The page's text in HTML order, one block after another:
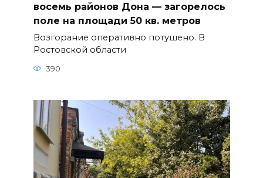
восемь районов Дона — загорелось
поле на площади 50 кв. метров
Возгорание оперативно потушено. В
Ростовской области
390